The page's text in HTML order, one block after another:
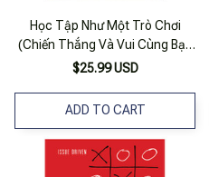
Học Tập Như Một Trò Chơi
(Chiến Thắng Và Vui Cùng Bạn
Bè)
$25.99 USD
ADD TO CART